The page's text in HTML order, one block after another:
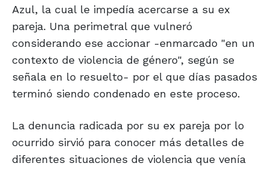
Azul, la cual le impedía acercarse a su ex
pareja. Una perimetral que vulneró
considerando ese accionar -enmarcado "en un
contexto de violencia de género", según se
señala en lo resuelto- por el que días pasados
terminó siendo condenado en este proceso.
La denuncia radicada por su ex pareja por lo
ocurrido sirvió para conocer más detalles de
diferentes situaciones de violencia que venía